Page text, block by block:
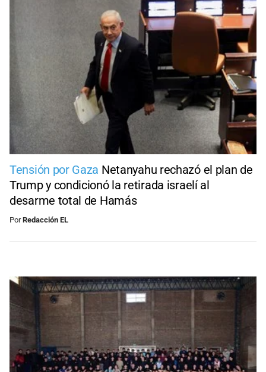
Tensión por Gaza Netanyahu rechazó el plan de
Trump y condicionó la retirada israelí al
desarme total de Hamás
PorRedacción EL